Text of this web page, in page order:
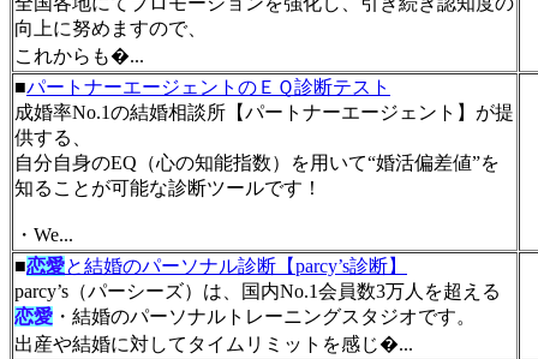
向上に努めますので、
これからも�...
■パートナーエージェントのＥＱ診断テスト
成婚率No.1の結婚相談所【パートナーエージェント】が提
供する、
自分自身のEQ（心の知能指数）を用いて“婚活偏差値”を
知ることが可能な診断ツールです！
・We...
■恋愛と結婚のパーソナル診断【parcy’s診断】
parcy’s（パーシーズ）は、国内No.1会員数3万人を超える
恋愛 ・結婚のパーソナルトレーニングスタジオです。
出産や結婚に対してタイムリミットを感じ�...